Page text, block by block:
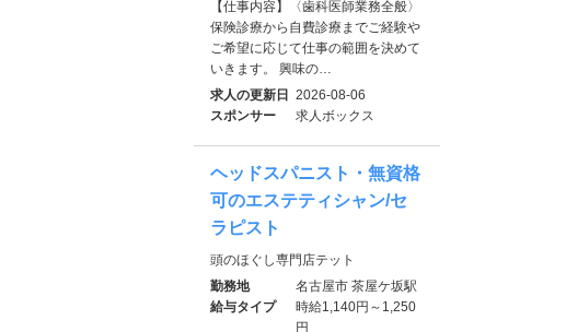
【仕事内容】〈歯科医師業務全般〉
保険診療から自費診療までご経験や
ご希望に応じて仕事の範囲を決めて
いきます。 興味の…
求人の更新日 2026-08-06
スポンサー
求人ボックス
ヘッドスパニスト・無資格
可のエステティシャン/セ
ラピスト
頭のほぐし専門店テット
勤務地
名古屋市 茶屋ケ坂駅
給与タイプ
時給1,140円～1,250
円